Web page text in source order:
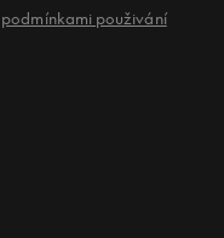
podmínkami použivání